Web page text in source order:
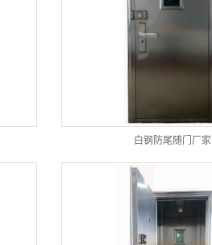
白钢防尾随门厂家